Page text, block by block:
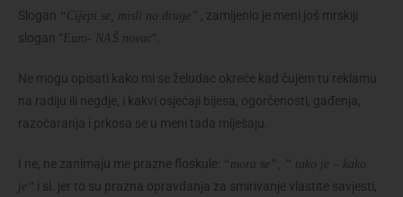
Slogan “Cijepi se, misli na druge” , zamijenio je meni još mrskiji
slogan “ Euro- NAŠ novac “.
Ne mogu opisati kako mi se želudac okreće kad čujem tu reklamu
na radiju ili negdje, i kakvi osjećaji bijesa, ogorčenosti, gađenja,
razočaranja i prkosa se u meni tada miješaju.
I ne, ne zanimaju me prazne floskule: “mora se”, ” tako je – kako
je” i sl. jer to su prazna opravdanja za smirivanje vlastite savjesti,